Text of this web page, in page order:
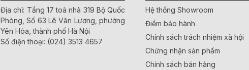
Địa chỉ: Tầng 17 toà nhà 319 Bộ Quốc
Phòng, Số 63 Lê Văn Lương, phường
Yên Hòa, thành phố Hà Nội
Số điện thoại: (024) 3513 4657
Hệ thống Showroom
Điểm bảo hành
Chính sách trách nhiệm xã hội
Chứng nhận sản phẩm
Chính sách bán hàng